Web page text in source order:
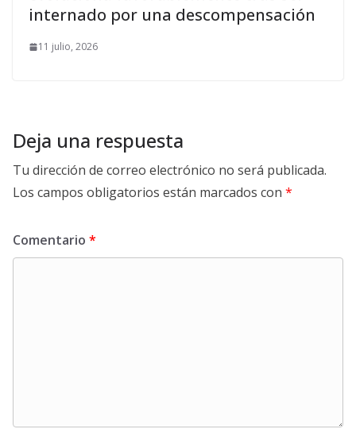
internado por una descompensación
11 julio, 2026
Deja una respuesta
Tu dirección de correo electrónico no será publicada.
Los campos obligatorios están marcados con *
Comentario *